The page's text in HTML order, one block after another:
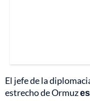
El jefe de la
estrecho de Ormuz